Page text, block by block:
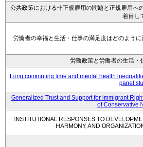
公共政策における非正規雇用の問題と正規雇用へ
着目し
労働者の幸福と生活・仕事の満足度はどのよう
労働政策と労働者の生活・
Long commuting time and mental health
panel
Generalized Trust and Support for Immigrant
of Conservative
INSTITUTIONAL RESPONSES TO
HARMONY, AND